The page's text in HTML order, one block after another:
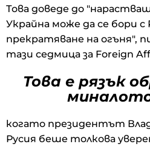
Това доведе до
Украйна може да се бори с
прекратяване на огъня",
тази седмица за Foreign
Това е рязък
когато президентът
Русия беше толкова